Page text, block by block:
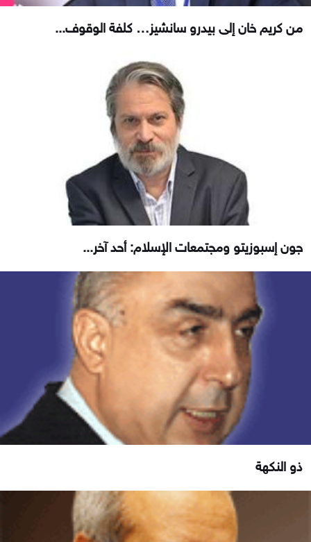
من كريم خان إلى بيدرو سانشيز… كلفة الوقوف...
جون إسبوزيتو ومجتمعات الإسلام: أحد آخر...
ذو النكهة